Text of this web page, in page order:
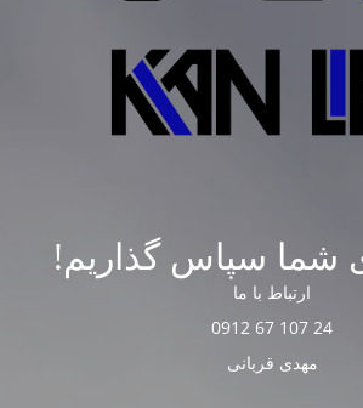
شما سپاس گذاریم!
ارتباط با ما
24 107 67 0912
مهدی قربانی